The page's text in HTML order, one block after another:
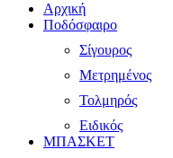
Αρχική
Ποδόσφαιρο
Σίγουρος
Μετρημένος
Τολμηρός
Ειδικός
ΜΠΑΣΚΕΤ